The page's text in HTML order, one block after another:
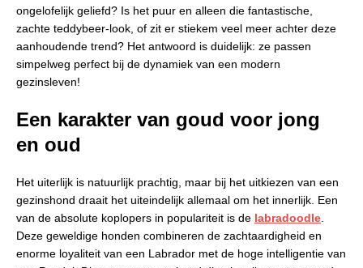
ongelofelijk geliefd? Is het puur en alleen die fantastische,
zachte teddybeer-look, of zit er stiekem veel meer achter deze
aanhoudende trend? Het antwoord is duidelijk: ze passen
simpelweg perfect bij de dynamiek van een modern
gezinsleven!
Een karakter van goud voor jong
en oud
Het uiterlijk is natuurlijk prachtig, maar bij het uitkiezen van een
gezinshond draait het uiteindelijk allemaal om het innerlijk. Een
van de absolute koplopers in populariteit is de labradoodle
Deze geweldige honden combineren de zachtaardigheid en
enorme loyaliteit van een Labrador met de hoge intelligentie van